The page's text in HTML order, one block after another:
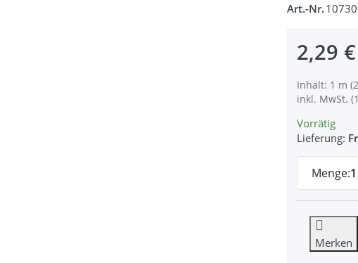
Art.-Nr.
2,29 €
Inhalt: 1 m
inkl. MwSt.
Vorrätig
Lieferung:
Menge:1
Merken